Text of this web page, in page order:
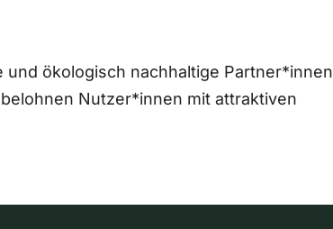
und ökologisch nachhaltige Partner*innen
belohnen Nutzer*innen mit attraktiven